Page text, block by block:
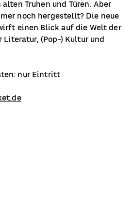
Truhen und Türen. Aber
noch hergestellt? Die neue
einen Blick auf die Welt der
Literatur, (Pop-) Kultur und
nur Eintritt